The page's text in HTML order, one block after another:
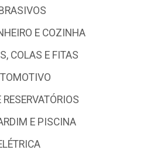
E COZINHA
COLAS E FITAS
E PISCINA